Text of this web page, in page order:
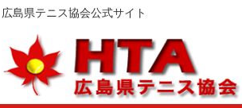
広島県テニス協会公式サイト